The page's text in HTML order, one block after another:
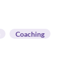
Coaching